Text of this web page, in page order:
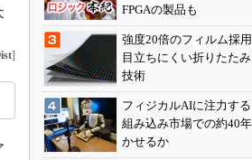
]
FPGAの製品も
強度20倍のフィルム採
目立ちにくい折りたた
技術
フィジカルAIに注力する
組み込み市場での約40
かせるか